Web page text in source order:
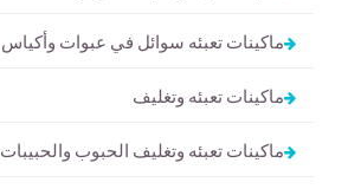
ماكينات تعبئه سوائل في عبوات وأكياس
ماكينات تعبئه وتغليف
ماكينات تعبئه وتغليف الحبوب والحبيبات